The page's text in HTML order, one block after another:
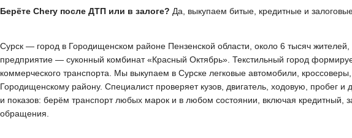
Берёте Chery после ДТП или в залоге? Да, выкупаем битые, кредитные и
Сурск — город в Городищенском районе Пензенской области, около 6 тысяч
предприятие — суконный комбинат «Красный Октябрь». Текстильный город
коммерческого транспорта. Мы выкупаем в Сурске легковые автомобили,
Городищенскому району. Специалист проверяет кузов, двигатель, ходовую, пробег
и показов: берём транспорт любых марок и в любом состоянии, включая
обращения.